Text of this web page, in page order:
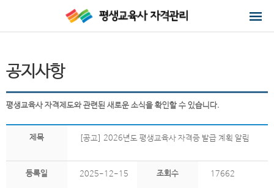
공지사항
평생교육사 자격제도와 관련된 새로운 소식을 확인할 수 있습니다.
제목 [공고] 2026년도 평생교육사 자격증 발급 계획 알림
등록일 2025-12-15 조회수 17662